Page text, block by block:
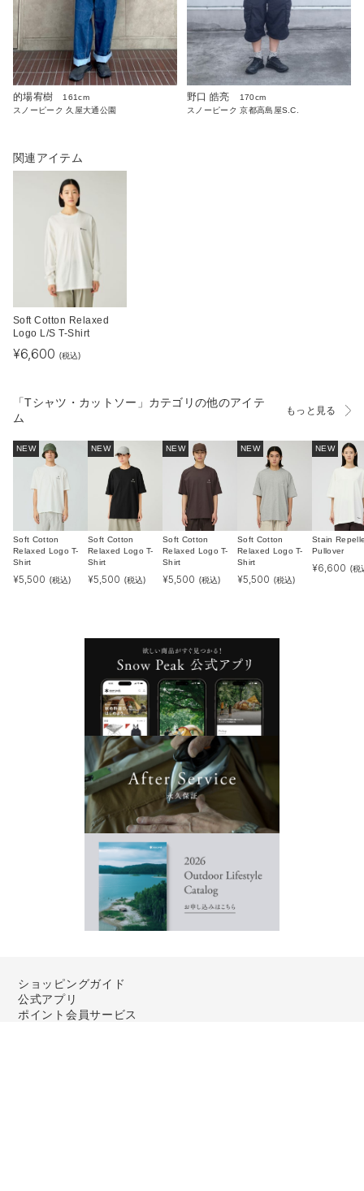
的場宥樹
161cm
スノーピーク 久屋大通公園
野口 皓亮
170cm
スノーピーク 京都高島屋S.C.
関連アイテム
Soft Cotton Relaxed
Logo L/S T-Shirt
¥6,600 (税込)
「Tシャツ・カットソー」カテゴリの他のアイテ
ム
もっと見る
NEW
Soft Cotton
Relaxed Logo T-
Shirt
¥5,500 (税込)
NEW
Soft Cotton
Relaxed Logo T-
Shirt
¥5,500 (税込)
NEW
Soft Cotton
Relaxed Logo T-
Shirt
¥5,500 (税込)
NEW
Soft Cotton
Relaxed Logo T-
Shirt
¥5,500 (税込)
NEW
Stain
Pullover
¥6,600 (税
ショッピングガイド
公式アプリ
ポイント会員サービス